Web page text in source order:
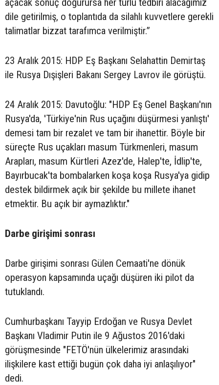
açacak sonuç doğurursa her türlü tedbiri alacağımız
dile getirilmiş, o toplantıda da silahlı kuvvetlere gerekli
talimatlar bizzat tarafımca verilmiştir.”
23 Aralık 2015: HDP Eş Başkanı Selahattin Demirtaş
ile Rusya Dışişleri Bakanı Sergey Lavrov ile görüştü.
24 Aralık 2015: Davutoğlu: "HDP Eş Genel Başkanı'nın
Rusya'da, 'Türkiye'nin Rus uçağını düşürmesi yanlıştı'
demesi tam bir rezalet ve tam bir ihanettir. Böyle bir
süreçte Rus uçakları masum Türkmenleri, masum
Arapları, masum Kürtleri Azez'de, Halep'te, İdlip'te,
Bayırbucak'ta bombalarken koşa koşa Rusya'ya gidip
destek bildirmek açık bir şekilde bu millete ihanet
etmektir. Bu açık bir aymazlıktır."
Darbe girişimi sonrası
Darbe girişimi sonrası Gülen Cemaati'ne dönük
operasyon kapsamında uçağı düşüren iki pilot da
tutuklandı.
Cumhurbaşkanı Tayyip Erdoğan ve Rusya Devlet
Başkanı Vladimir Putin ile 9 Ağustos 2016'daki
görüşmesinde "FETÖ'nün ülkelerimiz arasındaki
ilişkilere kast ettiği bugün çok daha iyi anlaşılıyor"
dedi.